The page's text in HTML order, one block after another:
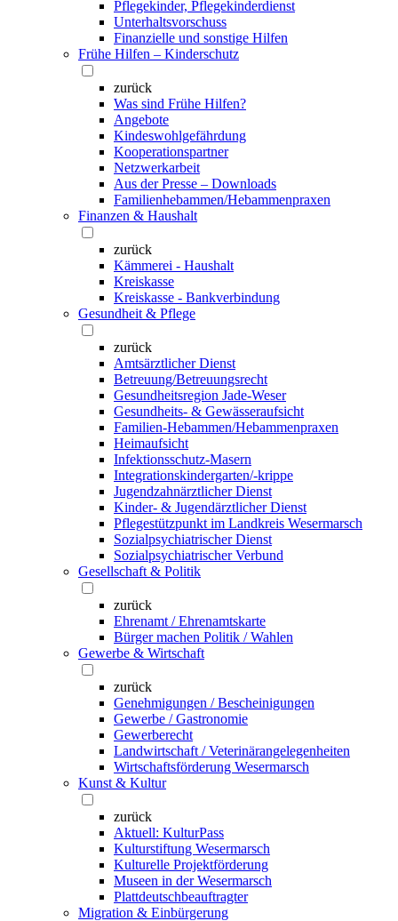
Pflegekinder, Pflegekinderdienst
Unterhaltsvorschuss
Finanzielle und sonstige Hilfen
Frühe Hilfen – Kinderschutz
zurück
Was sind Frühe Hilfen?
Angebote
Kindeswohlgefährdung
Kooperationspartner
Netzwerkarbeit
Aus der Presse – Downloads
Familienhebammen/Hebammenpraxen
Finanzen & Haushalt
zurück
Kämmerei - Haushalt
Kreiskasse
Kreiskasse - Bankverbindung
Gesundheit & Pflege
zurück
Amtsärztlicher Dienst
Betreuung/Betreuungsrecht
Gesundheitsregion Jade-Weser
Gesundheits- & Gewässeraufsicht
Familien-Hebammen/Hebammenpraxen
Heimaufsicht
Infektionsschutz-Masern
Integrationskindergarten/-krippe
Jugendzahnärztlicher Dienst
Kinder- & Jugendärztlicher Dienst
Pflegestützpunkt im Landkreis Wesermarsch
Sozialpsychiatrischer Dienst
Sozialpsychiatrischer Verbund
Gesellschaft & Politik
zurück
Ehrenamt / Ehrenamtskarte
Bürger machen Politik / Wahlen
Gewerbe & Wirtschaft
zurück
Genehmigungen / Bescheinigungen
Gewerbe / Gastronomie
Gewerberecht
Landwirtschaft / Veterinärangelegenheiten
Wirtschaftsförderung Wesermarsch
Kunst & Kultur
zurück
Aktuell: KulturPass
Kulturstiftung Wesermarsch
Kulturelle Projektförderung
Museen in der Wesermarsch
Plattdeutschbeauftragter
Migration & Einbürgerung